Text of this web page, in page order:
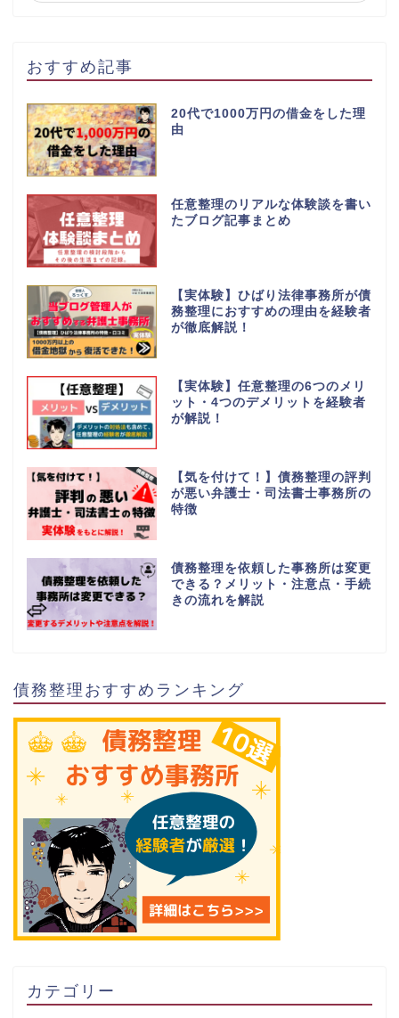
おすすめ記事
20代で1000万円の借金をした理
由
任意整理のリアルな体験談を書い
たブログ記事まとめ
【実体験】ひばり法律事務所が債
務整理におすすめの理由を経験者
が徹底解説！
【実体験】任意整理の6つのメリ
ット・4つのデメリットを経験者
が解説！
【気を付けて！】債務整理の評判
が悪い弁護士・司法書士事務所の
特徴
債務整理を依頼した事務所は変更
できる？メリット・注意点・手続
きの流れを解説
債務整理おすすめランキング
カテゴリー